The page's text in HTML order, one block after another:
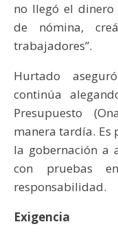
no llegó el
de nómina,
trabajadores”.
Hurtado
continúa
Presupuesto
manera tardía. Es
la gobernación a
con pruebas
responsabilidad.
Exigencia